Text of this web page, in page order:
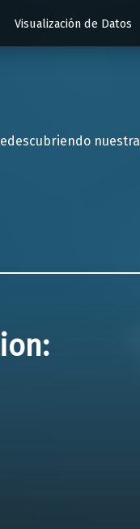
Visualización de Datos